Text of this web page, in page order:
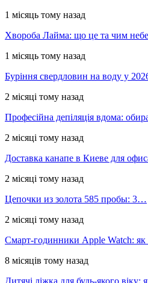
1 місяць тому назад
Хвороба Лайма: що це та чим
1 місяць тому назад
Буріння свердловин на воду у
2 місяці тому назад
Професійна депіляція вдома:
2 місяці тому назад
Доставка канапе в Киеве для
2 місяці тому назад
Цепочки из золота 585 пробы: 3…
2 місяці тому назад
Смарт-годинники Apple Watch:
8 місяців тому назад
Дитячі ліжка для будь-якого віку: